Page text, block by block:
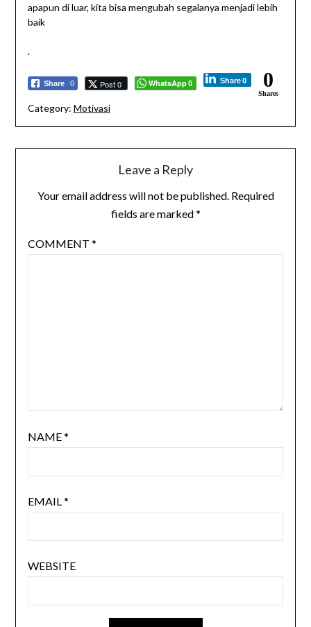
apapun di luar, kita bisa mengubah segalanya menjadi lebih
baik
.
Share 0 Post 0 WhatsApp 0 Share 0 0
Shares
Category: Motivasi
Leave a Reply
Your email address will not be published. Required
fields are marked*
COMMENT *
NAME*
EMAIL*
WEBSITE